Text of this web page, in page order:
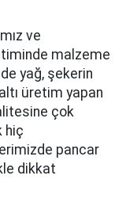
ve
malzeme
yağ, şekerin
üretim yapan
çok
hiç
pancar
dikkat